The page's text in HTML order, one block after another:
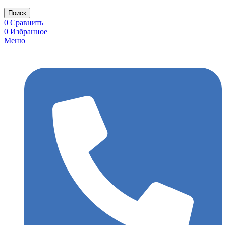
Поиск
0 Сравнить
0 Избранное
Меню